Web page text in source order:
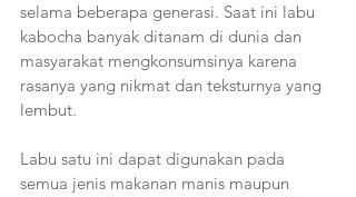
selama beberapa generasi. Saat ini labu
kabocha banyak ditanam di dunia dan
masyarakat mengkonsumsinya karena
rasanya yang nikmat dan teksturnya yang
lembut.
Labu satu ini dapat digunakan pada
semua jenis makanan manis maupun